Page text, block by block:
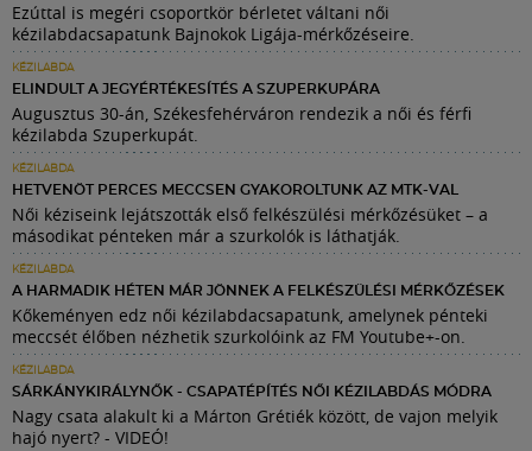
Ezúttal is megéri csoportkör bérletet váltani női
kézilabdacsapatunk Bajnokok Ligája-mérkőzéseire.
KÉZILABDA
ELINDULT A JEGYÉRTÉKESÍTÉS A SZUPERKUPÁRA
Augusztus 30-án, Székesfehérváron rendezik a női és férfi
kézilabda Szuperkupát.
KÉZILABDA
HETVENÖT PERCES MECCSEN GYAKOROLTUNK AZ MTK-VAL
Női kéziseink lejátszották első felkészülési mérkőzésüket – a
másodikat pénteken már a szurkolók is láthatják.
KÉZILABDA
A HARMADIK HÉTEN MÁR JÖNNEK A FELKÉSZÜLÉSI MÉRKŐZÉSEK
Kőkeményen edz női kézilabdacsapatunk, amelynek pénteki
meccsét élőben nézhetik szurkolóink az FM Youtube+-on.
KÉZILABDA
SÁRKÁNYKIRÁLYNŐK - CSAPATÉPÍTÉS NŐI KÉZILABDÁS MÓDRA
Nagy csata alakult ki a Márton Grétiék között, de vajon melyik
hajó nyert? - VIDEÓ!